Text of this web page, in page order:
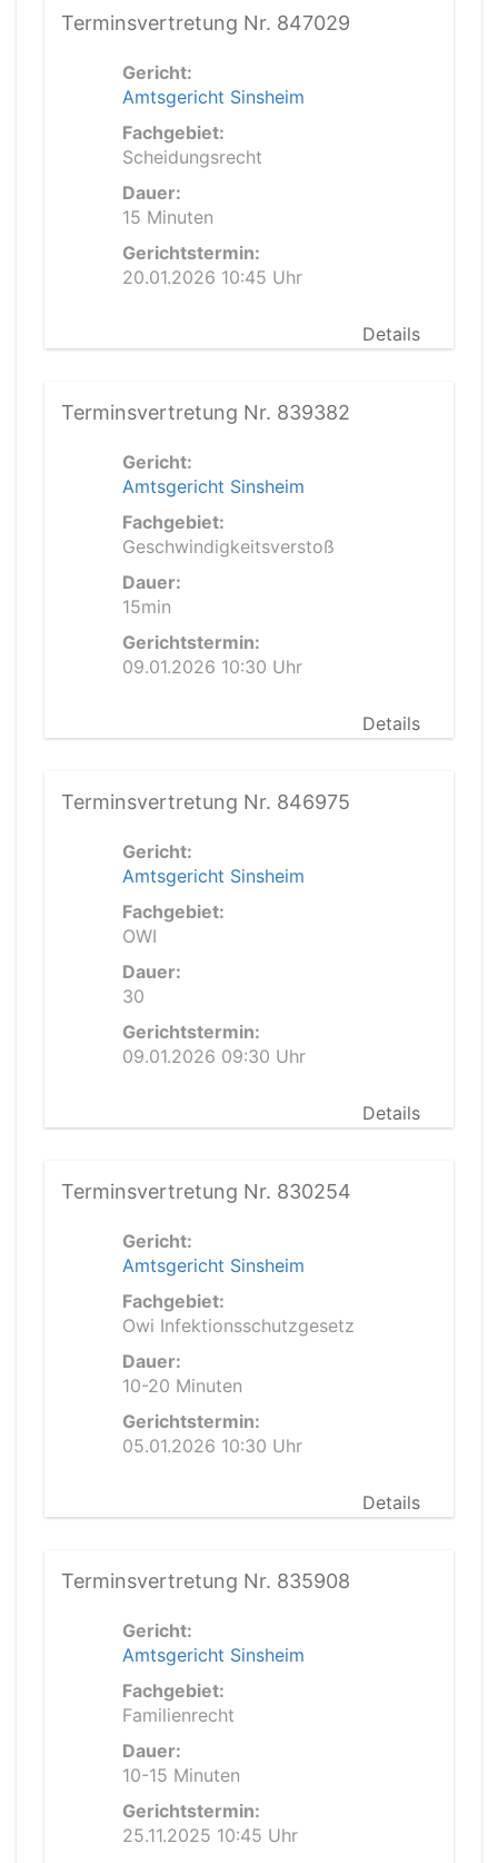
Terminsvertretung Nr. 847029
Gericht:
Amtsgericht Sinsheim
Fachgebiet:
Scheidungsrecht
Dauer:
15 Minuten
Gerichtstermin:
20.01.2026 10:45 Uhr
Details
Terminsvertretung Nr. 839382
Gericht:
Amtsgericht Sinsheim
Fachgebiet:
Geschwindigkeitsverstoß
Dauer:
15min
Gerichtstermin:
09.01.2026 10:30 Uhr
Details
Terminsvertretung Nr. 846975
Gericht:
Amtsgericht Sinsheim
Fachgebiet:
OWI
Dauer:
30
Gerichtstermin:
09.01.2026 09:30 Uhr
Details
Terminsvertretung Nr. 830254
Gericht:
Amtsgericht Sinsheim
Fachgebiet:
Owi Infektionsschutzgesetz
Dauer:
10-20 Minuten
Gerichtstermin:
05.01.2026 10:30 Uhr
Details
Terminsvertretung Nr. 835908
Gericht:
Amtsgericht Sinsheim
Fachgebiet:
Familienrecht
Dauer:
10-15 Minuten
Gerichtstermin:
25.11.2025 10:45 Uhr